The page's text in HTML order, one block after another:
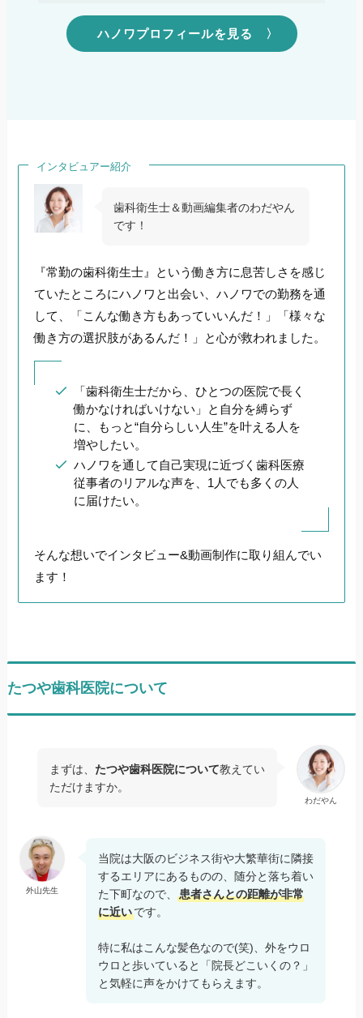
・1992年 4月 ～ 1994年 3月
とやま歯科医院 開業（大阪府豊中市）
・1998年10月
市）
・2009年 7月
医療法人侑徳会設立・改組
ハノワプロフィールを見る 〉
インタビュアー紹介
歯科衛生士＆動画編集者のわだやん
です！
『常勤の歯科衛生士』という働き方に息苦しさを感じ
ていたところにハノワと出会い、ハノワでの勤務を通
して、「こんな働き方もあっていいんだ！」「様々な
働き方の選択肢があるんだ！」と心が救われました。
「歯科衛生士だから、ひとつの医院で長く
働かなければいけない」と自分を縛らず
に、もっと“自分らしい人生”を叶える人を
増やしたい。
ハノワを通して自己実現に近づく歯科医療
従事者のリアルな声を、1人でも多くの人
に届けたい。
そんな想いでインタビュー&動画制作に取り組んでい
ます！
たつや歯科医院について
わだやん
まずは、 たつや歯科医院について教えてい
ただけますか。
外山先生
当院は大阪のビジネス街や大繁華街に隣接
するエリアにあるものの、随分と落ち着い
た下町なので、
患者さんとの距離が非常
に近いです。
特に私はこんな髪色なので(笑)、外をウロ
ウロと歩いていると「院長どこいくの？」
と気軽に声をかけてもらえます。